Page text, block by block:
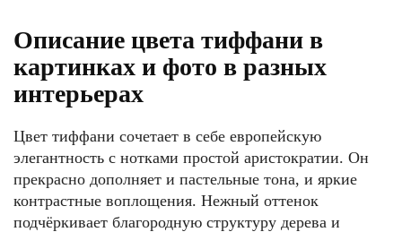
Описание цвета тиффани в
картинках и фото в разных
интерьерах
Цвет тиффани сочетает в себе европейскую
элегантность с нотками простой аристократии. Он
прекрасно дополняет и пастельные тона, и яркие
контрастные воплощения. Нежный оттенок
подчёркивает благородную структуру дерева и